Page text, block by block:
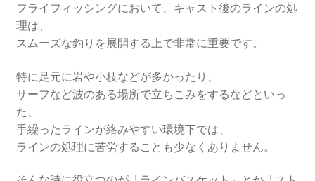
フライフィッシングにおいて、キャスト後のラインの処
理は、
スムーズな釣りを展開する上で非常に重要です。
特に足元に岩や小枝などが多かったり、
サーフなど波のある場所で立ちこみをするなどといっ
た、
手繰ったラインが絡みやすい環境下では、
ラインの処理に苦労することも少なくありません。